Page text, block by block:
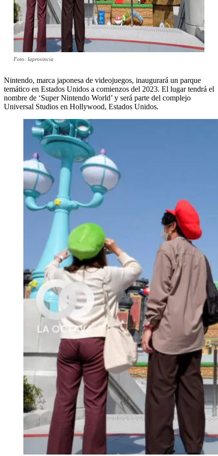
Foto: laprovincia
Nintendo, marca japonesa de videojuegos, inaugurará un parque
temático en Estados Unidos a comienzos del 2023. El lugar tendrá el
nombre de ‘Super Nintendo World’ y será parte del complejo
Universal Studios en Hollywood, Estados Unidos.